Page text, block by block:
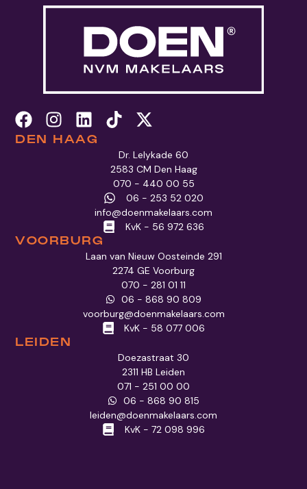
DEN HAAG
Dr. Lelykade 60
2583 CM Den Haag
070 - 440 00 55
06 - 253 52 020
info@doenmakelaars.com
KvK - 56 972 636
VOORBURG
Laan van Nieuw Oosteinde 291
2274 GE Voorburg
070 - 281 01 11
06 - 868 90 809
voorburg@doenmakelaars.com
KvK - 58 077 006
LEIDEN
Doezastraat 30
2311 HB Leiden
071 - 251 00 00
06 - 868 90 815
leiden@doenmakelaars.com
KvK - 72 098 996